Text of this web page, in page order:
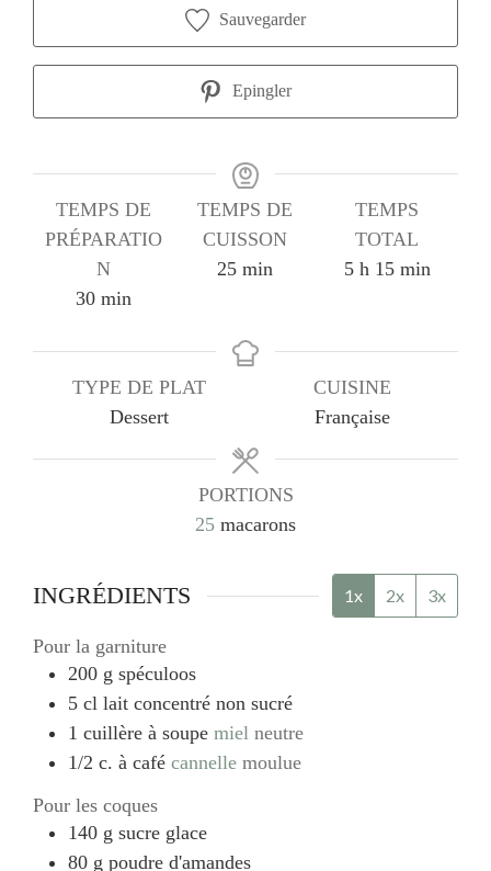
Sauvegarder
Epingler
TEMPS DE
PRÉPARATIO
N
30minutes
min
TEMPS DE
CUISSON
25minutes
min
TEMPS
TOTAL
5heures
h 15minutes
min
TYPE DE PLAT
Dessert
CUISINE
Française
PORTIONS
25 macarons
INGRÉDIENTS 1x 2x 3x
Pour la garniture
200 g spéculoos
5 cl lait concentré non sucré
1 cuillère à soupe miel neutre
1/2 c. à café cannelle moulue
Pour les coques
140 g sucre glace
80 g poudre d'amandes